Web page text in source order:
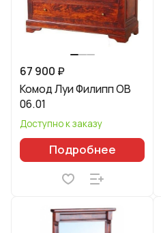
67 900 ₽
Комод Луи Филипп ОВ
06.01
Доступно к заказу
Подробнее